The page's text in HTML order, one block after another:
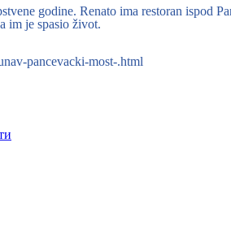
godine. Renato ima restoran ispod
im je spasio život.
pancevacki-most-.html